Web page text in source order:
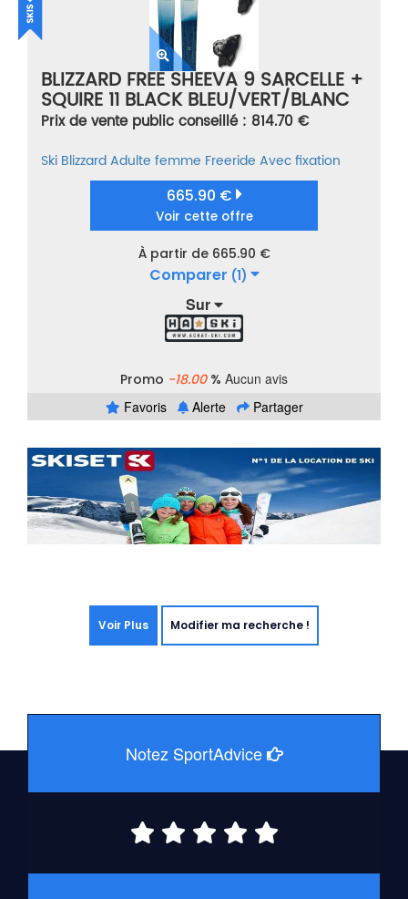
BLIZZARD FREE SHEEVA 9 SARCELLE +
SQUIRE 11 BLACK BLEU/VERT/BLANC
TAILLE 168
Prix de vente public conseillé : 814.70 €
Ski BlizzardAdulte femme Freeride Avec fixation
665.90 €
Voir cette offre
À partir de 665.90 €
Comparer (1)
Sur
Promo -18.00% Aucun avis
Favoris
Alerte Partager
Voir Plus Modifier ma recherche !
Notez SportAdvice